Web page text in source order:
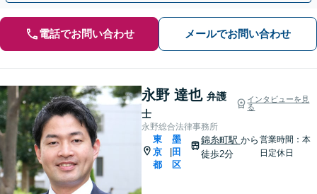
電話でお問い合わせ メールでお問い合わせ
永野 達也 弁護
士
インタビューを見
る
永野総合法律事務所
東
京
都
墨
田
区
錦糸町駅 から
徒歩2分
営業時間：本
日定休日